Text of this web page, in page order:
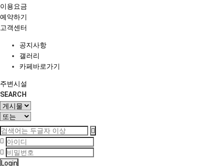
이용요금
예약하기
고객센터
공지사항
갤러리
카페바로가기
주변시설
SEARCH
Login